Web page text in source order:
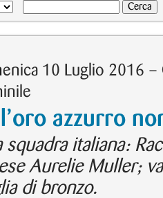
10 Luglio 2016
azzurro
italiana:
Aurelie Muller;
di bronzo.